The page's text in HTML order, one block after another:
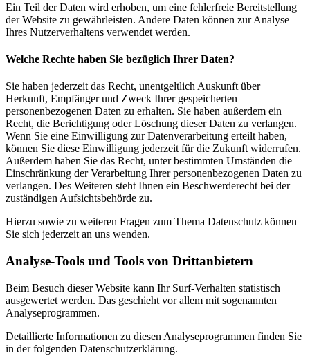
Ein Teil der Daten wird erhoben, um eine fehlerfreie Bereitstellung
der Website zu gewährleisten. Andere Daten können zur Analyse
Ihres Nutzerverhaltens verwendet werden.
Welche Rechte haben Sie bezüglich Ihrer Daten?
Sie haben jederzeit das Recht, unentgeltlich Auskunft über
Herkunft, Empfänger und Zweck Ihrer gespeicherten
personenbezogenen Daten zu erhalten. Sie haben außerdem ein
Recht, die Berichtigung oder Löschung dieser Daten zu verlangen.
Wenn Sie eine Einwilligung zur Datenverarbeitung erteilt haben,
können Sie diese Einwilligung jederzeit für die Zukunft widerrufen.
Außerdem haben Sie das Recht, unter bestimmten Umständen die
Einschränkung der Verarbeitung Ihrer personenbezogenen Daten zu
verlangen. Des Weiteren steht Ihnen ein Beschwerderecht bei der
zuständigen Aufsichtsbehörde zu.
Hierzu sowie zu weiteren Fragen zum Thema Datenschutz können
Sie sich jederzeit an uns wenden.
Analyse-Tools und Tools von Dritt­anbietern
Beim Besuch dieser Website kann Ihr Surf-Verhalten statistisch
ausgewertet werden. Das geschieht vor allem mit sogenannten
Analyseprogrammen.
Detaillierte Informationen zu diesen Analyseprogrammen finden Sie
in der folgenden Datenschutzerklärung.